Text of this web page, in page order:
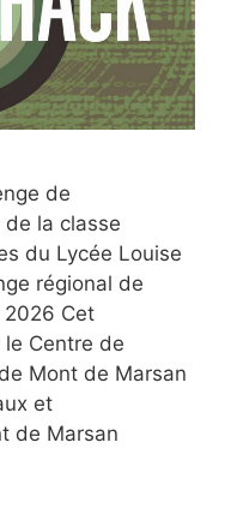
de
la classe
du Lycée Louise
régional de
2026 Cet
Centre de
Mont de Marsan
et
de Marsan